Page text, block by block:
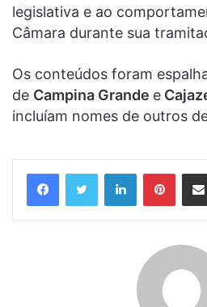
legislativa e ao
Câmara durante sua
Os conteúdos foram
de Campina Grande e
incluíam nomes de outros
Linkedin